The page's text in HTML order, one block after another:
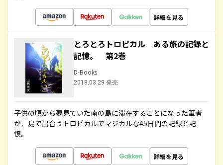
詳細を見る
とろとろトロピカル ある旅の記録と
記憶。 第2巻
D-Books
2018.03.29 発売
子供の頃から夢見ていた南の島に滞在することになった筆者
が、島で出合うトロピカルでマジカルな45日間の記録と記
憶。
詳細を見る